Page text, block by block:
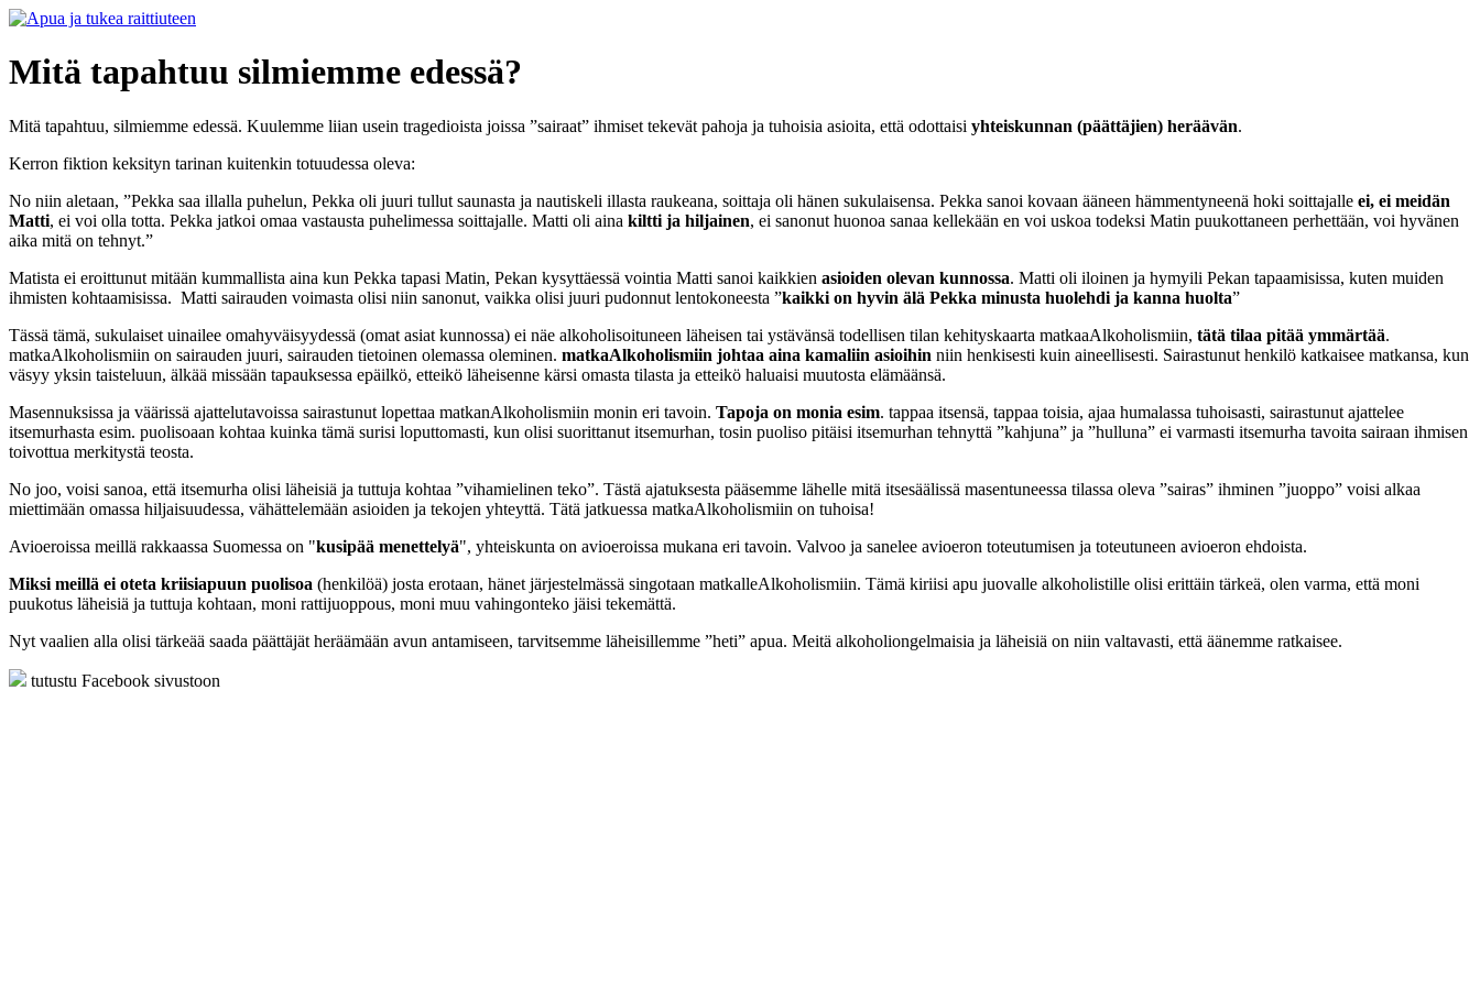
Mitä tapahtuu silmiemme edessä?
Mitä tapahtuu, silmiemme edessä. Kuulemme liian usein tragedioista joissa ”sairaat” ihmiset tekevät pahoja ja tuhoisia asioita, että odottaisi yhteiskunnan (päättäjien) heräävän.
Kerron fiktion keksityn tarinan kuitenkin totuudessa oleva:
No niin aletaan, ”Pekka saa illalla puhelun, Pekka oli juuri tullut saunasta ja nautiskeli illasta raukeana, soittaja oli hänen sukulaisensa. Pekka sanoi kovaan ääneen hämmentyneenä hoki soittajalle ei, ei meidän
Matti, ei voi olla totta. Pekka jatkoi omaa vastausta puhelimessa soittajalle. Matti oli aina kiltti ja hiljainen, ei sanonut huonoa sanaa kellekään en voi uskoa todeksi Matin puukottaneen perhettään, voi hyvänen
aika mitä on tehnyt.”
Matista ei eroittunut mitään kummallista aina kun Pekka tapasi Matin, Pekan kysyttäessä vointia Matti sanoi kaikkien asioiden olevan kunnossa. Matti oli iloinen ja hymyili Pekan tapaamisissa, kuten muiden
ihmisten kohtaamisissa. Matti sairauden voimasta olisi niin sanonut, vaikka olisi juuri pudonnut lentokoneesta ”kaikki on hyvin älä Pekka minusta huolehdi ja kanna huolta”
Tässä tämä, sukulaiset uinailee omahyväisyydessä (omat asiat kunnossa) ei näe alkoholisoituneen läheisen tai ystävänsä todellisen tilan kehityskaarta matkaaAlkoholismiin, tätä tilaa pitää ymmärtää.
matkaAlkoholismiin on sairauden juuri, sairauden tietoinen olemassa oleminen. matkaAlkoholismiin johtaa aina kamaliin asioihin niin henkisesti kuin aineellisesti. Sairastunut henkilö katkaisee matkansa, kun
väsyy yksin taisteluun, älkää missään tapauksessa epäilkö, etteikö läheisenne kärsi omasta tilasta ja etteikö haluaisi muutosta elämäänsä.
Masennuksissa ja väärissä ajattelutavoissa sairastunut lopettaa matkanAlkoholismiin monin eri tavoin. Tapoja on monia esim. tappaa itsensä, tappaa toisia, ajaa humalassa tuhoisasti, sairastunut ajattelee
itsemurhasta esim. puolisoaan kohtaa kuinka tämä surisi loputtomasti, kun olisi suorittanut itsemurhan, tosin puoliso pitäisi itsemurhan tehnyttä ”kahjuna” ja ”hulluna” ei varmasti itsemurha tavoita sairaan ihmisen
toivottua merkitystä teosta.
No joo, voisi sanoa, että itsemurha olisi läheisiä ja tuttuja kohtaa ”vihamielinen teko”. Tästä ajatuksesta pääsemme lähelle mitä itsesäälissä masentuneessa tilassa oleva ”sairas” ihminen ”juoppo” voisi alkaa
miettimään omassa hiljaisuudessa, vähättelemään asioiden ja tekojen yhteyttä. Tätä jatkuessa matkaAlkoholismiin on tuhoisa!
Avioeroissa meillä rakkaassa Suomessa on "kusipää menettelyä", yhteiskunta on avioeroissa mukana eri tavoin. Valvoo ja sanelee avioeron toteutumisen ja toteutuneen avioeron ehdoista.
Miksi meillä ei oteta kriisiapuun puolisoa (henkilöä) josta erotaan, hänet järjestelmässä singotaan matkalleAlkoholismiin. Tämä kiriisi apu juovalle alkoholistille olisi erittäin tärkeä, olen varma, että moni
puukotus läheisiä ja tuttuja kohtaan, moni rattijuoppous, moni muu vahingonteko jäisi tekemättä.
Nyt vaalien alla olisi tärkeää saada päättäjät heräämään avun antamiseen, tarvitsemme läheisillemme ”heti” apua. Meitä alkoholiongelmaisia ja läheisiä on niin valtavasti, että äänemme ratkaisee.
tutustu Facebook sivustoon